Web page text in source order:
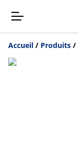
Accueil / Produits /